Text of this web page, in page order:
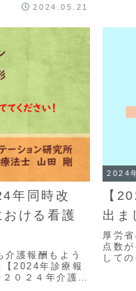
2024.05.21
年同時改
ける看護
介護報酬もよう
2024年診療報
０２４年介護報
2024
【
出ま
厚労
点数
して